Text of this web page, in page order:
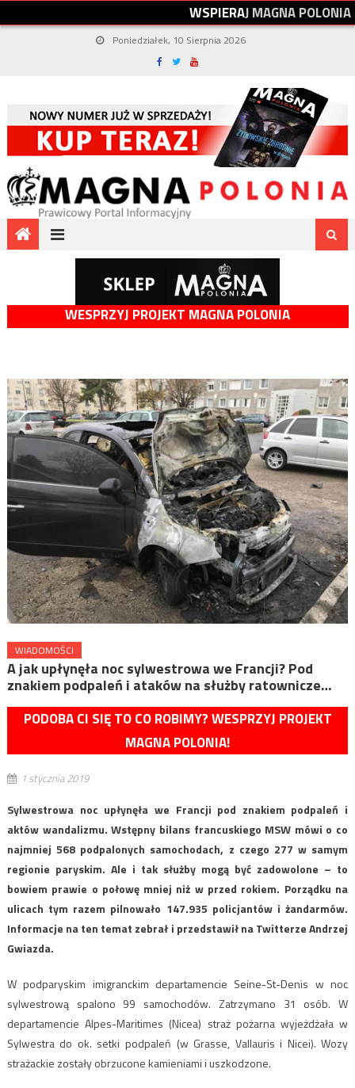
WSPIERAJMAGNAPOLONIA
Poniedziałek, 10 Sierpnia 2026
WESPRZYJ PROJEKT MAGNA POLONIA
WIADOMOŚCI
A jak upłynęła noc sylwestrowa we Francji? Pod
znakiem podpaleń i ataków na służby ratownicze…
PODOBA CI SIĘ TO CO ROBIMY? WESPRZYJ PROJEKT
MAGNA POLONIA!
1 stycznia 2019
Sylwestrowa noc upłynęła we Francji pod znakiem podpaleń i
aktów wandalizmu. Wstępny bilans francuskiego MSW mówi o co
najmniej 568 podpalonych samochodach, z czego 277 w samym
regionie paryskim. Ale i tak służby mogą być zadowolone – to
bowiem prawie o połowę mniej niż w przed rokiem. Porządku na
ulicach tym razem pilnowało 147.935 policjantów i żandarmów.
Informacje na ten temat zebrał i przedstawił na Twitterze Andrzej
Gwiazda.
W podparyskim imigranckim departamencie Seine-St-Denis w noc
sylwestrową spalono 99 samochodów. Zatrzymano 31 osób. W
departamencie Alpes-Maritimes (Nicea) straż pożarna wyjeżdżała w
Sylwestra do ok. setki podpaleń (w Grasse, Vallauris i Nicei). Wozy
strażackie zostały obrzucone kamieniami i uszkodzone.